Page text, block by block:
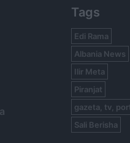
Tags
Edi Rama
Albania News
Ilir Meta
Piranjat
gazeta, tv,
Sali Berisha